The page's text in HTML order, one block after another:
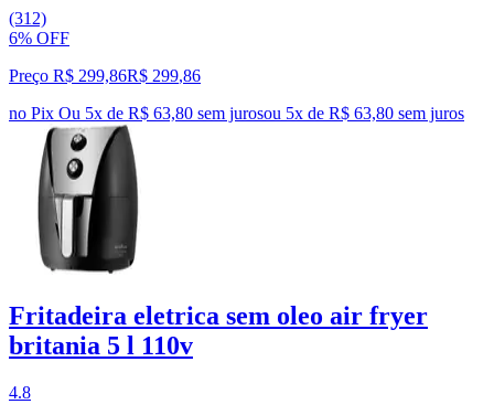
(312)
6% OFF
Preço R$ 299,86R$ 299,86
no Pix Ou 5x de R$ 63,80 sem jurosou 5x de R$ 63,80 sem juros
Fritadeira eletrica sem oleo air fryer
britania 5 l 110v
4.8